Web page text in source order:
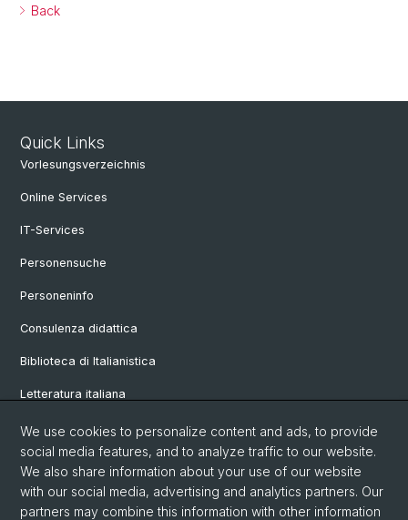
Back
Quick Links
Vorlesungsverzeichnis
Online Services
IT-Services
Personensuche
Personeninfo
Consulenza didattica
Biblioteca di Italianistica
Letteratura italiana
Linguistica italiana
Vetrina
We use cookies to personalize content and ads, to provide
social media features, and to analyze traffic to our website.
We also share information about your use of our website
with our social media, advertising and analytics partners. Our
partners may combine this information with other information